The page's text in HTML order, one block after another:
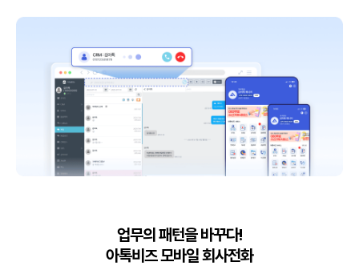
업무의 패턴을 바꾸다!
아톡비즈 모바일 회사전화